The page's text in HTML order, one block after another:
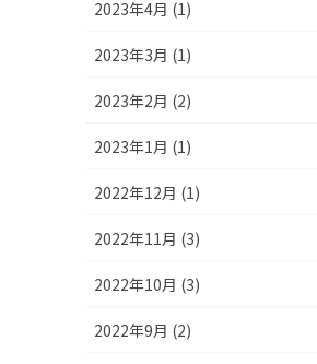
2023年4月 (1)
2023年3月 (1)
2023年2月 (2)
2023年1月 (1)
2022年12月 (1)
2022年11月 (3)
2022年10月 (3)
2022年9月 (2)